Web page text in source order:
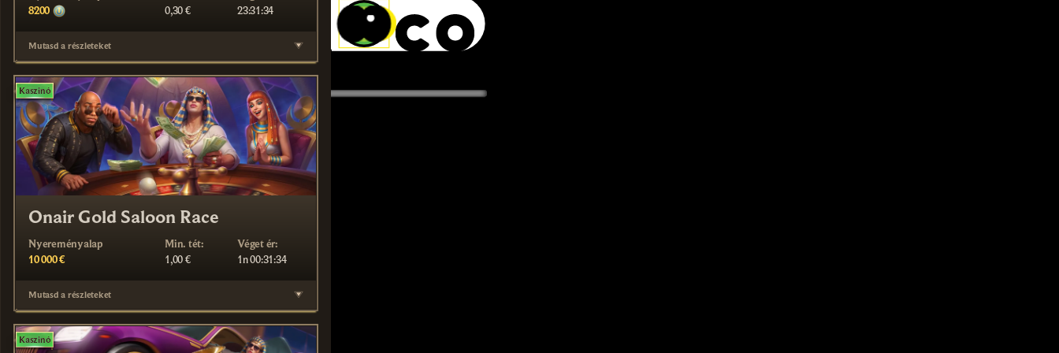
8200
0,30 €
23:31:34
Mutasd a részleteket
Kaszinó
Onair Gold Saloon Race
Nyereményalap
10 000 €
Min. tét:
1,00 €
Véget ér:
1n 00:31:34
Mutasd a részleteket
Kaszinó